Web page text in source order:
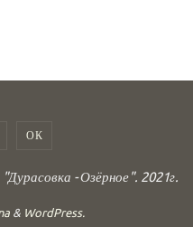
ОК
- Озёрное". 2021г.
& WordPress.